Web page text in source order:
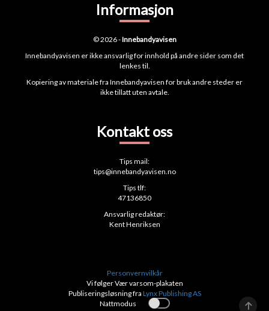
Informasjon
© 2026 -Innebandyavisen
Innebandyavisen er ikke ansvarlig for innhold på andre sider som det
lenkes til.
Kopiering av materiale fra Innebandyavisen for bruk andre steder er
ikke tillatt uten avtale.
Kontakt oss
Tips mail:
tips@innebandyavisen.no
Tips tlf:
47136850
Ansvarlig redaktør:
Kent Henriksen
Personvernvilkår
Vi følger Vær varsom-plakaten
Publiseringsløsning fra Lynx Publishing AS
Nattmodus